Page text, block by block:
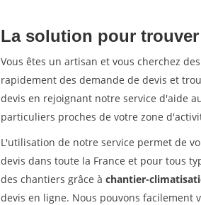
La solution pour
Vous êtes un artisan et vous cherchez
rapidement des demande de devis et
devis en rejoignant notre service d'aide
particuliers proches de votre zone
L'utilisation de notre service permet de
devis dans toute la France et pour tous
des chantiers grâce à chantier-
devis en ligne. Nous pouvons facilement